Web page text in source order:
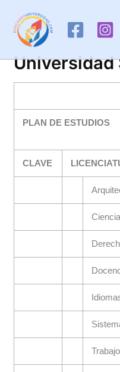
contenido
PLAN DE ESTUDIOS
CLAVE